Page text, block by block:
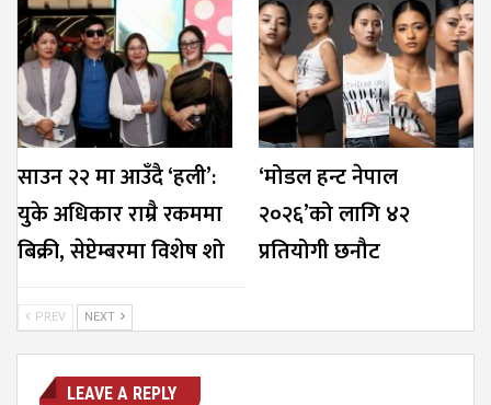
साउन २२ मा आउँदै ‘हली’:
युके अधिकार राम्रै रकममा
बिक्री, सेप्टेम्बरमा विशेष शो
‘मोडल हन्ट नेपाल
२०२६’को लागि ४२
प्रतियोगी छनौट
PREV NEXT
LEAVE A REPLY